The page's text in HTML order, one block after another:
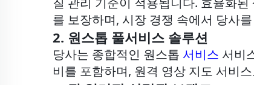
를 보장하며, 시장 경쟁 속에서 당사
2. 원스톱 풀서비스 솔루션
당사는 종합적인 원스톱 서비스 서비
비를 포함하며, 원격 영상 지도 서비